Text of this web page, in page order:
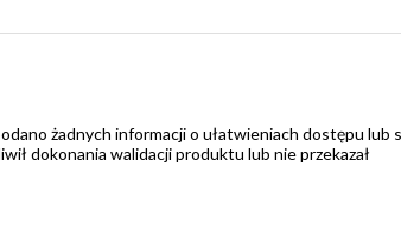
żadnych informacji o ułatwieniach dostępu lub
dokonania walidacji produktu lub nie przekazał